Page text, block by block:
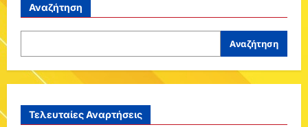
Αναζήτηση
Αναζήτηση
Τελευταίες Αναρτήσεις